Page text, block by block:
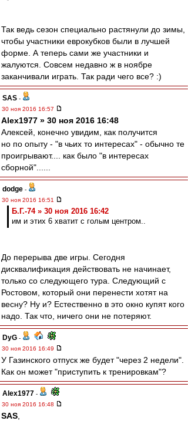
Так ведь сезон специально растянули до зимы,
чтобы участники еврокубков были в лучшей
форме. А теперь сами же участники и
жалуются. Совсем недавно ж в ноябре
заканчивали играть. Так ради чего все? :)
SAS -
30 ноя 2016 16:57
Alex1977 » 30 ноя 2016 16:48
Алексей, конечно увидим, как получится
но по опыту - "в чьих то интересах" - обычно те
проигрывают.... как было "в интересах
сборной"......
dodge -
30 ноя 2016 16:51
Б.Г.-74 » 30 ноя 2016 16:42
им и этих 6 хватит с голым центром..
До перерыва две игры. Сегодня
дисквалификация действовать не начинает,
только со следующего тура. Следующий с
Ростовом, который они перенести хотят на
весну? Ну и? Естественно в это окно купят кого
надо. Так что, ничего они не потеряют.
DyG -
30 ноя 2016 16:49
У Газинского отпуск же будет "через 2 недели".
Как он может "приступить к тренировкам"?
Alex1977 -
30 ноя 2016 16:48
SAS